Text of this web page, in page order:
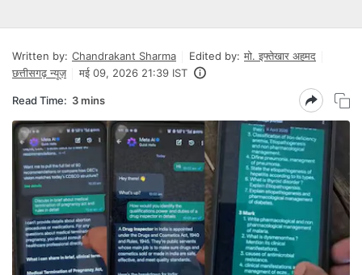
Written by: Chandrakant Sharma Edited by: मो. इफ्तेखार अहमद
छत्तीसगढ़ न्यूज़
मई 09, 2026 21:39 IST
Read Time: 3 mins